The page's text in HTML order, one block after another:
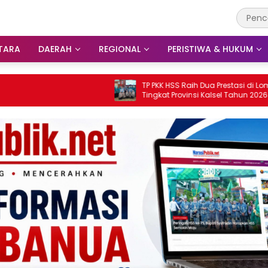
DAERAH REGIONAL PERISTIWA & HUKUM
TP PKK HSS Raih Dua Prestasi di Lomba
Tingkat Provinsi Kalsel Tahun 2026